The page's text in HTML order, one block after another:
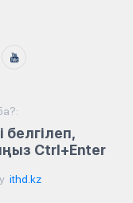
белгілеп,
Ctrl+Enter
ithd.kz